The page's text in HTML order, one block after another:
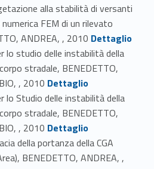
alla stabilità di versanti
FEM di un rilevato
ANDREA, , 2010 Link identifier #identifier_person_123807-50
Dettaglio
lo studio delle instabilità della
stradale, BENEDETTO,
, 2010 Link identifier #identifier_person_109384-51
Dettaglio
lo Studio delle instabilità della
stradale, BENEDETTO,
, 2010 Link identifier #identifier_person_127736-52
Dettaglio
della portanza della CGA
BENEDETTO, ANDREA, ,